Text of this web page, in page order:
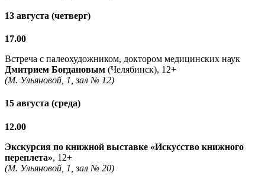
13 августа (четверг)
17.00
Встреча с палеохудожником, доктором медицинских наук
Дмитрием Богдановым (Челябинск), 12+
(М. Ульяновой, 1, зал № 12)
15 августа (среда)
12.00
Экскурсия по книжной выставке «Искусство книжного
переплета», 12+
(М. Ульяновой, 1, зал № 20)